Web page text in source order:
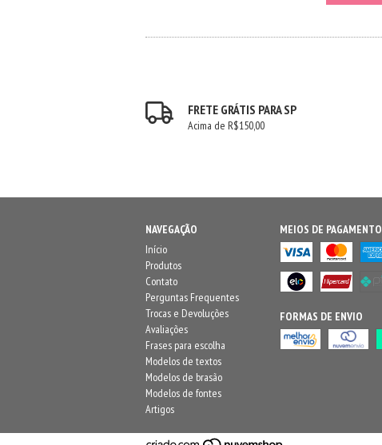
FRETE GRÁTIS PARA SP
Acima de R$150,00
NAVEGAÇÃO
Início
Produtos
Contato
Perguntas Frequentes
Trocas e Devoluções
Avaliações
Frases para escolha
Modelos de textos
Modelos de brasão
Modelos de fontes
Artigos
MEIOS DE PAGAMENTO
FORMAS DE ENVIO